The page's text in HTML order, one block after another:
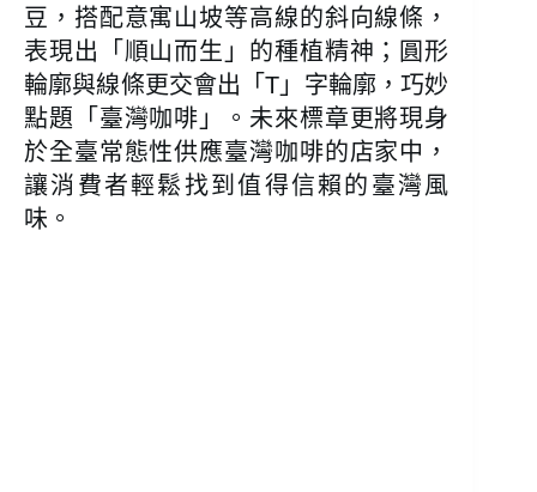
豆，搭配意寓山坡等高線的斜向線條，
表現出「順山而生」的種植精神；圓形
輪廓與線條更交會出「T」字輪廓，巧妙
點題「臺灣咖啡」。未來標章更將現身
於全臺常態性供應臺灣咖啡的店家中，
讓消費者輕鬆找到值得信賴的臺灣風
味。